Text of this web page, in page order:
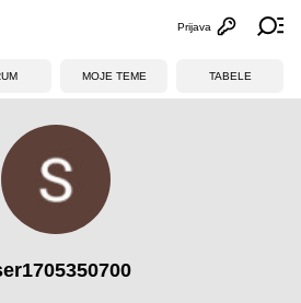
Otvori
Prijava
MOJE TEME TABELE